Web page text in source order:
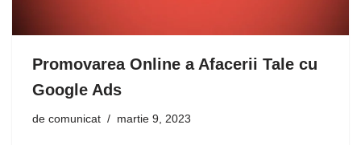
Promovarea Online a Afacerii Tale cu
Google Ads
de comunicat martie 9, 2023